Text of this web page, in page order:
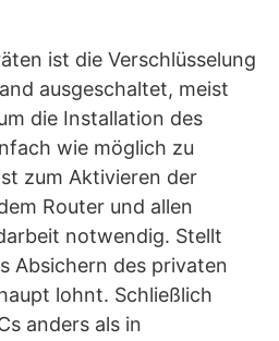
ist die Verschlüsselung
ausgeschaltet, meist
die Installation des
wie möglich zu
zum Aktivieren der
Router und allen
notwendig. Stellt
Absichern des privaten
lohnt. Schließlich
anders als in